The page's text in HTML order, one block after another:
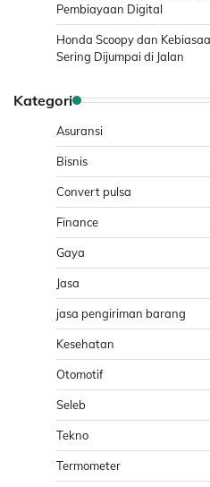
Pembiayaan Digital
Honda Scoopy dan
Sering Dijumpai di Jalan
Kategori
Asuransi
Bisnis
Convert pulsa
Finance
Gaya
Jasa
jasa pengiriman barang
Kesehatan
Otomotif
Seleb
Tekno
Termometer